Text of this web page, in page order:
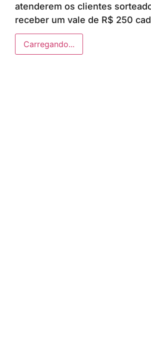
atenderem os clientes
receber um vale de R$ 250
Carregando...